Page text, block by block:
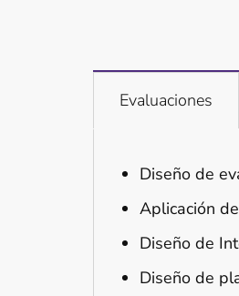
Evaluaciones
Diseño de
Aplicación
Diseño de
Diseño de